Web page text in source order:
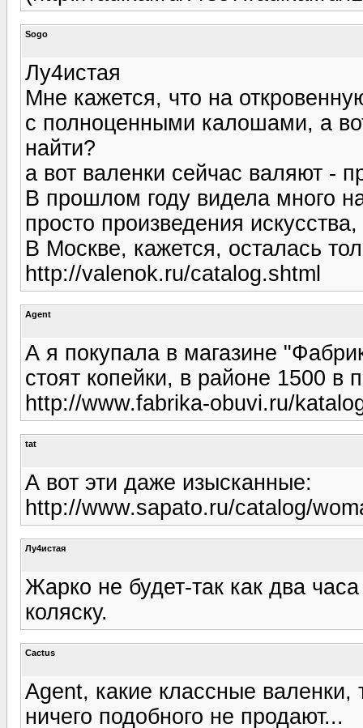
Sogo
Лу4истая
Мне кажется, что на
с полноценными калошами, а
найти?
а вот валенки сейчас валяют -
В прошлом году видела много
просто произведения
В Москве, кажется, осталась
http://valenok.ru/catalog.shtml
Agent
А я покупала в магазине
стоят копейки, в районе 1500 в
http://www.fabrika-obuvi.ru/
tat
А вот эти даже изысканные:
http://www.sapato.ru/catalog/
Лу4истая
Жарко не будет-так как два
коляску.
Cactus
Agent, какие классные
ничего подобного не продают...